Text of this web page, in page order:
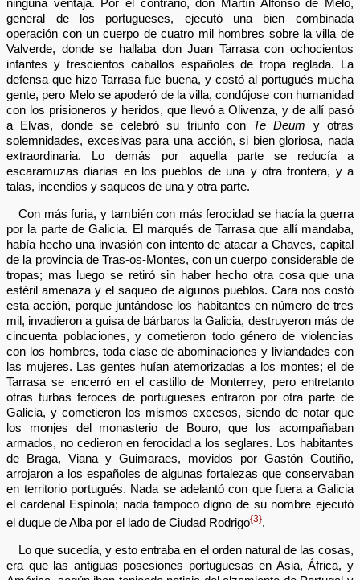
ninguna ventaja. Por el contrario, don Martín Alfonso de Melo,
general de los portugueses, ejecutó una bien combinada
operación con un cuerpo de cuatro mil hombres sobre la villa de
Valverde, donde se hallaba don Juan Tarrasa con ochocientos
infantes y trescientos caballos españoles de tropa reglada. La
defensa que hizo Tarrasa fue buena, y costó al portugués mucha
gente, pero Melo se apoderó de la villa, condújose con humanidad
con los prisioneros y heridos, que llevó a Olivenza, y de allí pasó
a Elvas, donde se celebró su triunfo con Te Deum y otras
solemnidades, excesivas para una acción, si bien gloriosa, nada
extraordinaria. Lo demás por aquella parte se reducía a
escaramuzas diarias en los pueblos de una y otra frontera, y a
talas, incendios y saqueos de una y otra parte.
Con más furia, y también con más ferocidad se hacía la guerra
por la parte de Galicia. El marqués de Tarrasa que allí mandaba,
había hecho una invasión con intento de atacar a Chaves, capital
de la provincia de Tras-os-Montes, con un cuerpo considerable de
tropas; mas luego se retiró sin haber hecho otra cosa que una
estéril amenaza y el saqueo de algunos pueblos. Cara nos costó
esta acción, porque juntándose los habitantes en número de tres
mil, invadieron a guisa de bárbaros la Galicia, destruyeron más de
cincuenta poblaciones, y cometieron todo género de violencias
con los hombres, toda clase de abominaciones y liviandades con
las mujeres. Las gentes huían atemorizadas a los montes; el de
Tarrasa se encerró en el castillo de Monterrey, pero entretanto
otras turbas feroces de portugueses entraron por otra parte de
Galicia, y cometieron los mismos excesos, siendo de notar que
los monjes del monasterio de Bouro, que los acompañaban
armados, no cedieron en ferocidad a los seglares. Los habitantes
de Braga, Viana y Guimaraes, movidos por Gastón Coutiño,
arrojaron a los españoles de algunas fortalezas que conservaban
en territorio portugués. Nada se adelantó con que fuera a Galicia
el cardenal Espínola; nada tampoco digno de su nombre ejecutó
el duque de Alba por el lado de Ciudad Rodrigo{3}.
Lo que sucedía, y esto entraba en el orden natural de las cosas,
era que las antiguas posesiones portuguesas en Asia, África, y